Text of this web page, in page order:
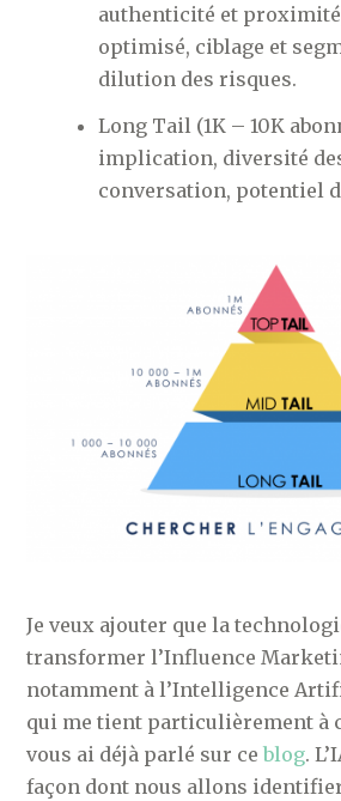
authenticité et
optimisé, ciblage et
dilution des risques.
Long Tail (1K – 10K
implication, diversité
conversation, potentiel
Je veux ajouter que la
transformer l’Influence
notamment à l’Intelligence
qui me tient particulièrement à
vous ai déjà parlé sur ceblog.
façon dont nous allons